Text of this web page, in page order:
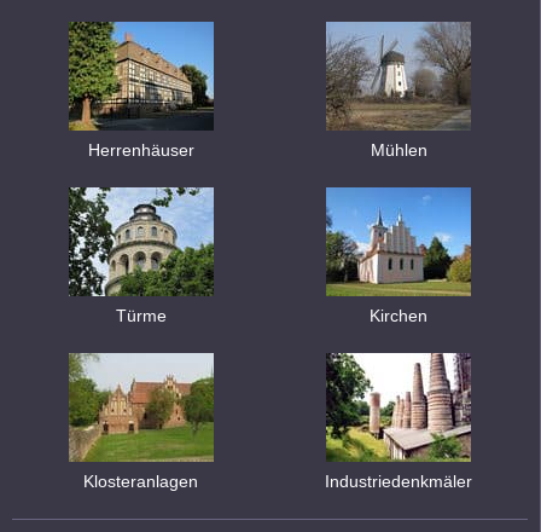
Herrenhäuser Mühlen
Türme Kirchen
Klosteranlagen Industriedenkmäler